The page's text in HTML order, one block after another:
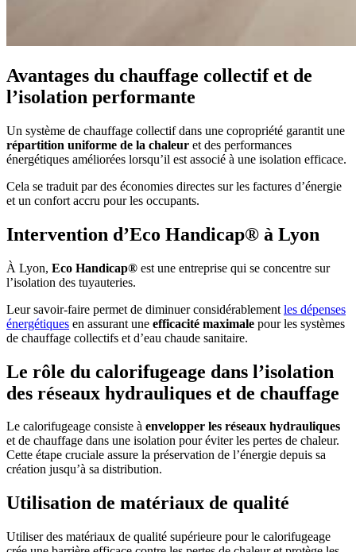
Avantages du chauffage collectif et de
l’isolation performante
Un système de chauffage collectif dans une copropriété garantit une
répartition uniforme de la chaleur et des performances
énergétiques améliorées lorsqu’il est associé à une isolation efficace.
Cela se traduit par des économies directes sur les factures d’énergie
et un confort accru pour les occupants.
Intervention d’Eco Handicap® à Lyon
À Lyon, Eco Handicap® est une entreprise qui se concentre sur
l’isolation des tuyauteries.
Leur savoir-faire permet de diminuer considérablement les dépenses
énergétiques en assurant une efficacité maximale pour les systèmes
de chauffage collectifs et d’eau chaude sanitaire.
Le rôle du calorifugeage dans l’isolation
des réseaux hydrauliques et de chauffage
Le calorifugeage consiste à envelopper les réseaux hydrauliques
et de chauffage dans une isolation pour éviter les pertes de chaleur.
Cette étape cruciale assure la préservation de l’énergie depuis sa
création jusqu’à sa distribution.
Utilisation de matériaux de qualité
Utiliser des matériaux de qualité supérieure pour le calorifugeage